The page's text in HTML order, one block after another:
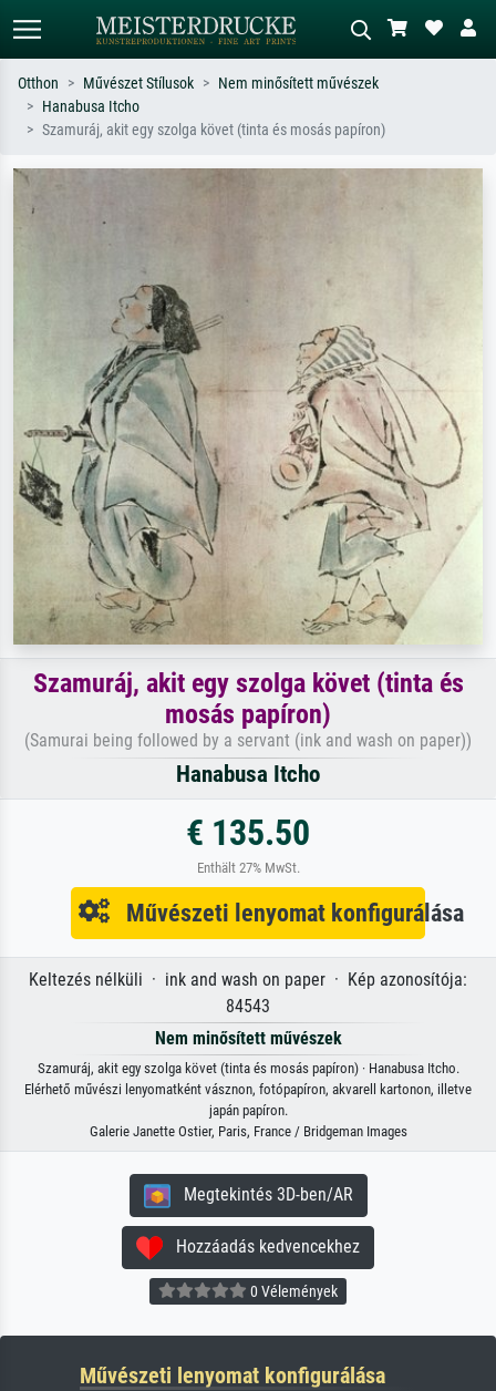
Alap keresés MI-képkereső
szerint – pl. Monet, Csillagos éj,
impresszionizmus, Hokusai-hullám,
Otthon Művészet Stílusok
Nem minősített művészek
Hanabusa Itcho
Szamuráj, akit egy szolga követ (tinta és mosás papíron)
Szamuráj, akit egy szolga követ (tinta és
mosás papíron)
(Samurai being followed by a servant (ink and wash on paper))
Hanabusa Itcho
€ 135.50
Enthält 27% MwSt.
Művészeti lenyomat konfigurálása
Keltezés nélküli · ink and wash on paper · Kép azonosítója:
84543
Nem minősített művészek
Szamuráj, akit egy szolga követ (tinta és mosás papíron) · Hanabusa Itcho.
Elérhető művészi lenyomatként vásznon, fotópapíron, akvarell kartonon, illetve
japán papíron.
Galerie Janette Ostier, Paris, France / Bridgeman Images
Megtekintés 3D-ben/AR
Hozzáadás kedvencekhez
0 Vélemények
Művészeti lenyomat konfigurálása